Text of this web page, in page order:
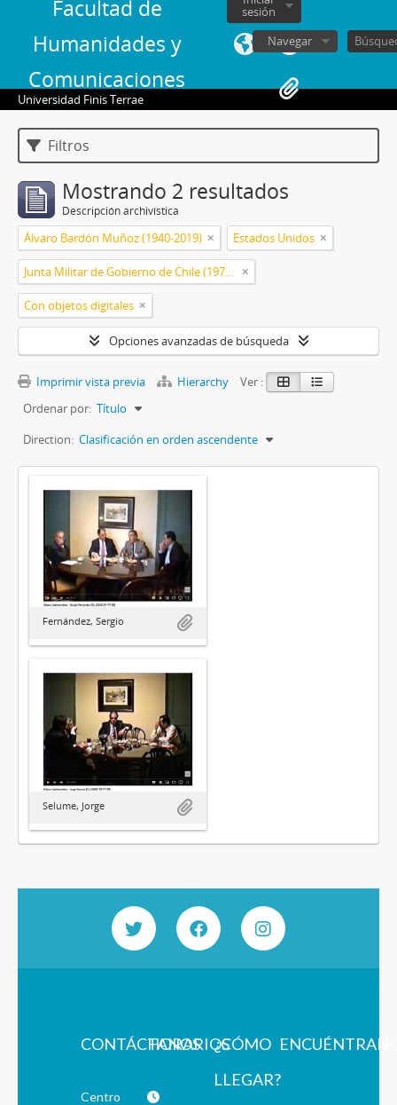
Facultad de
Humanidades y
Comunicaciones
sesión
Navegar
Universidad Finis Terrae
Filtros
Mostrando 2 resultados
Descripción archivística
Álvaro Bardón Muñoz (1940-2019) Estados Unidos
Junta Militar de Gobierno de Chile (1973-1990)
Con objetos digitales
Opciones avanzadas de búsqueda
Imprimir vista previa Hierarchy
Ver :
Ordenar por: Título
Direction: Clasificación en orden ascendente
Fernández, Sergio
Selume, Jorge
CONTÁCTANOS
Centro
HORARIOS¿CÓMO
LLEGAR?